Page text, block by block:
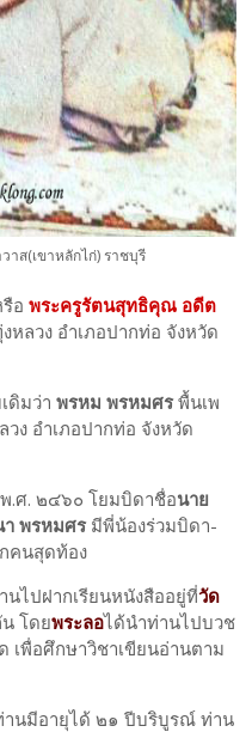
ส(เขาหลักไก่) ราชบุรี
อ พระครูรัตนสุทธิคุณอดีต
หลวง อำเภอปากท่อ จังหวัด
ดิมว่า พรหม พรหมศรพื้นเพ
ง อำเภอปากท่อ จังหวัด
. ๒๔๖๐ โยมบิดาชื่อนาย
า พรหมศรมีพี่น้องร่วมบิดา-
คนสุดท้อง
ปฝากเรียนหนังสืออยู่ที่วัด
โดยพระลอได้นำท่านไปบวช
เพื่อศึกษาวิชาเขียนอ่านตาม
านมีอายุได้ ๒๑ ปีบริบูรณ์ ท่าน